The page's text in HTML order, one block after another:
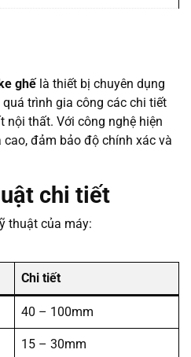
ghế là thiết bị chuyên dụng
trình gia công các chi tiết
nội thất. Với công nghệ hiện
đảm bảo độ chính xác và
chi tiết
thuật của máy:
Chi tiết
40 – 100mm
15 – 30mm